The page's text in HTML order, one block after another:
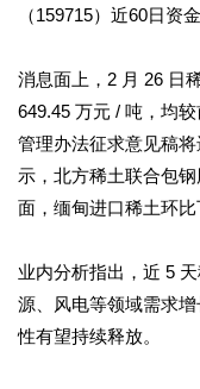
（159715）近60日资
消息面上，2 月 26 日
649.45 万元 / 吨，均
管理办法征求意见稿
示，北方稀土联合包
面，缅甸进口稀土环
业内分析指出，近 5
源、风电等领域需求
性有望持续释放。